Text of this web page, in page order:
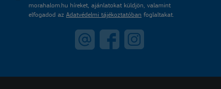
morahalom.hu híreket, ajánlatokat küldjön, valamint
elfogadod az Adatvédelmi tájékoztatóban foglaltakat.